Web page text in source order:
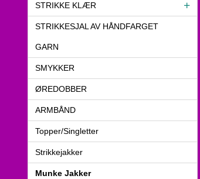
STRIKKE KLÆR
STRIKKESJAL AV HÅNDFARGET
GARN
SMYKKER
ØREDOBBER
ARMBÅND
Topper/Singletter
Strikkejakker
Munke Jakker